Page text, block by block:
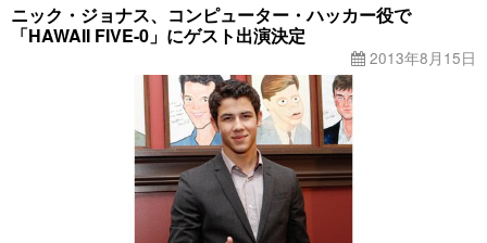
ニック・ジョナス、コンピューター・ハッカー役で
「HAWAII FIVE-0」にゲスト出演決定
2013年8月15日